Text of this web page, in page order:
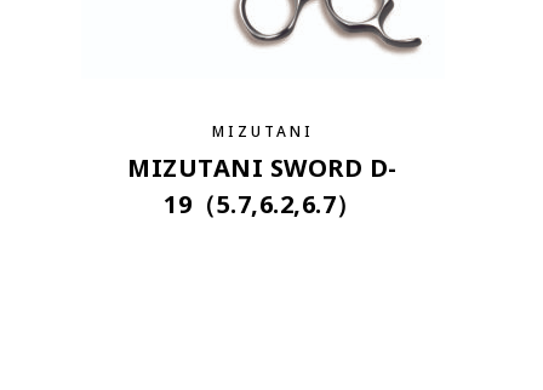
MIZUTANI
MIZUTANI SWORD D-
19（5.7,6.2,6.7）